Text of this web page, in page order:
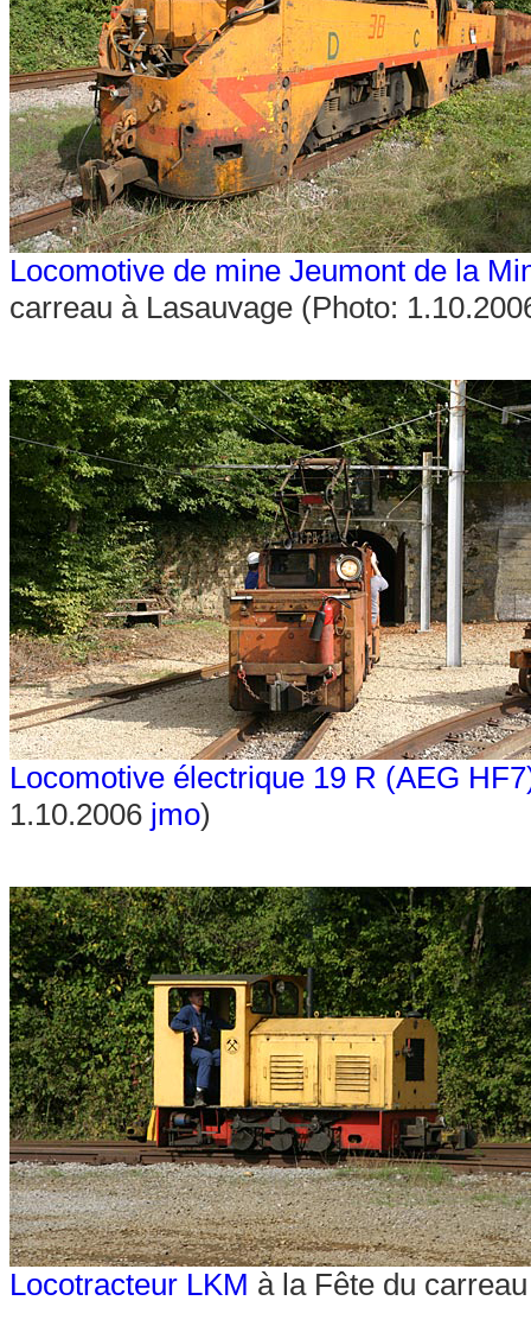
Locomotive de mine Jeumont de la
carreau à Lasauvage (Photo:
Locomotive électrique 19 R (AEG
1.10.2006 jmo)
Locotracteur LKM à la Fête du